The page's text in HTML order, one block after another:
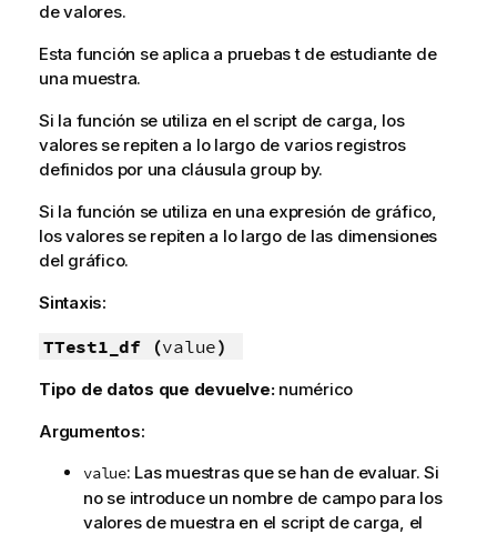
de valores.
Esta función se aplica a pruebas t de estudiante de
una muestra.
Si la función se utiliza en el script de carga, los
valores se repiten a lo largo de varios registros
definidos por una cláusula group by.
Si la función se utiliza en una expresión de gráfico,
los valores se repiten a lo largo de las dimensiones
del gráfico.
Sintaxis:
TTest1_df (value)
Tipo de datos que devuelve: numérico
Argumentos:
value: Las muestras que se han de evaluar. Si
no se introduce un nombre de campo para los
valores de muestra en el script de carga, el